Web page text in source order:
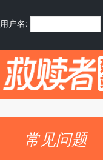
用户名:
常见问题